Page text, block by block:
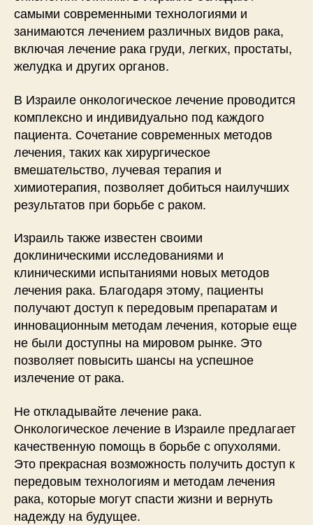
самыми современными технологиями и
занимаются лечением различных видов рака,
включая лечение рака груди, легких, простаты,
желудка и других органов.
В Израиле онкологическое лечение проводится
комплексно и индивидуально под каждого
пациента. Сочетание современных методов
лечения, таких как хирургическое
вмешательство, лучевая терапия и
химиотерапия, позволяет добиться наилучших
результатов при борьбе с раком.
Израиль также известен своими
доклиническими исследованиями и
клиническими испытаниями новых методов
лечения рака. Благодаря этому, пациенты
получают доступ к передовым препаратам и
инновационным методам лечения, которые еще
не были доступны на мировом рынке. Это
позволяет повысить шансы на успешное
излечение от рака.
Не откладывайте лечение рака.
Онкологическое лечение в Израиле предлагает
качественную помощь в борьбе с опухолями.
Это прекрасная возможность получить доступ к
передовым технологиям и методам лечения
рака, которые могут спасти жизни и вернуть
надежду на будущее.